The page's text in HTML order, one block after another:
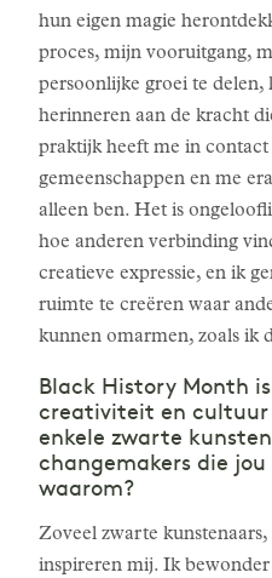
hun eigen magie
proces, mijn vooruitgang,
persoonlijke groei te delen,
herinneren aan de kracht
praktijk heeft me in contact
gemeenschappen en me
alleen ben. Het is
hoe anderen verbinding
creatieve expressie, en ik
ruimte te creëren waar
kunnen omarmen, zoals ik
Black History Month
creativiteit en cultuur
enkele zwarte
changemakers die jou
waarom?
Zoveel zwarte
inspireren mij. Ik bewonder